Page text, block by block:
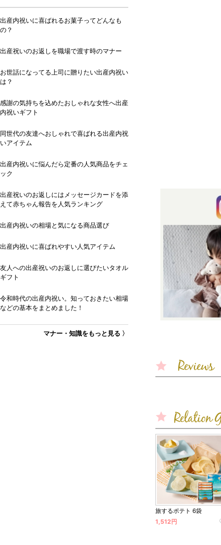
旅するポテト 6袋
1,512円
出産内祝いに喜ばれるお菓子ってどんなも
の？
出産祝いのお返しを職場で渡す時のマナー
お世話になってる上司に贈りたい出産内祝い
は？
感謝の気持ちを込めたおしゃれな女性へ出産
内祝いギフト
同世代の友達へおしゃれで喜ばれる出産内祝
いアイテム
出産内祝いに悩んだら定番の人気商品をチェ
ック
出産祝いのお返しにはメッセージカードを添
えて赤ちゃん報告を人気ランキング
出産内祝いの相場と気になる商品選び
出産内祝いに喜ばれやすい人気アイテム
友人への出産祝いのお返しに選びたいタオル
ギフト
令和時代の出産内祝い。知っておきたい相場
などの基本をまとめました！
マナー・知識をもっと見る 〉